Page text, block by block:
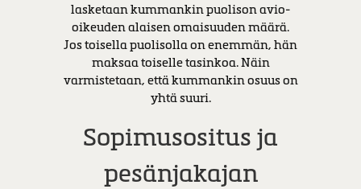
lasketaan kummankin puolison avio-
oikeuden alaisen omaisuuden määrä.
Jos toisella puolisolla on enemmän, hän
maksaa toiselle tasinkoa. Näin
varmistetaan, että kummankin osuus on
yhtä suuri.
Sopimusositus ja
pesänjakajan